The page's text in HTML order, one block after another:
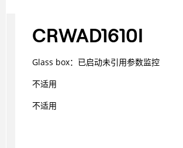
CRWAD1610I
Glass box：已启动未引用参数监控
不适用
不适用